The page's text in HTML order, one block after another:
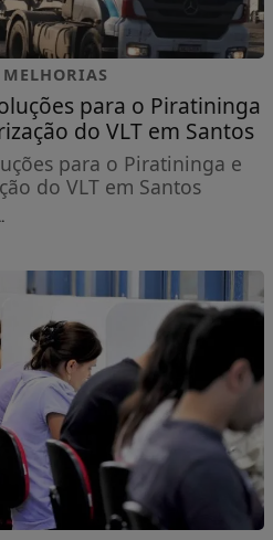
MELHORIAS
para o Piratininga
do VLT em Santos
para o Piratininga e
do VLT em Santos